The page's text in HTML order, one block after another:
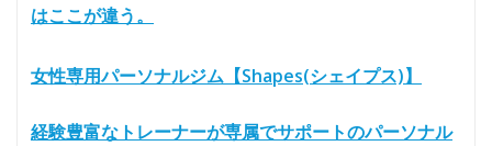
はここが違う。
女性専用パーソナルジム【Shapes(シェイプス)】
経験豊富なトレーナーが専属でサポートのパーソナル